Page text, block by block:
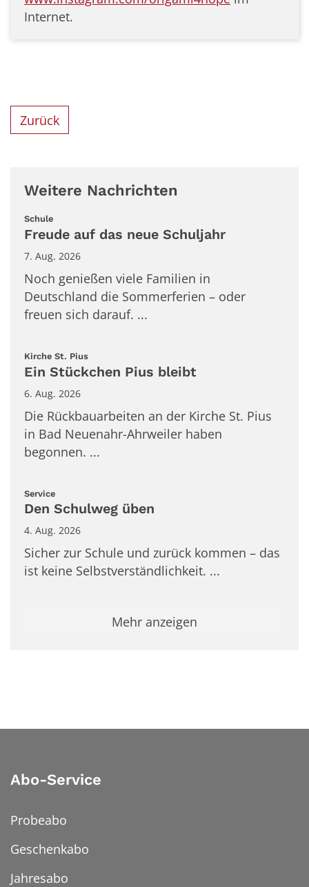
Internet.
Zurück
Weitere Nachrichten
Schule:
Freude auf das neue Schuljahr
7. Aug. 2026
Noch genießen viele Familien in
Deutschland die Sommerferien – oder
freuen sich darauf. ...
Kirche St. Pius:
Ein Stückchen Pius bleibt
6. Aug. 2026
Die Rückbauarbeiten an der Kirche St. Pius
in Bad Neuenahr-Ahrweiler haben
begonnen. ...
Service:
Den Schulweg üben
4. Aug. 2026
Sicher zur Schule und zurück kommen – das
ist keine Selbstverständlichkeit. ...
Mehr anzeigen
Abo-Service
Probeabo
Geschenkabo
Jahresabo